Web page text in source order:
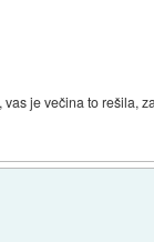
je večina to rešila,